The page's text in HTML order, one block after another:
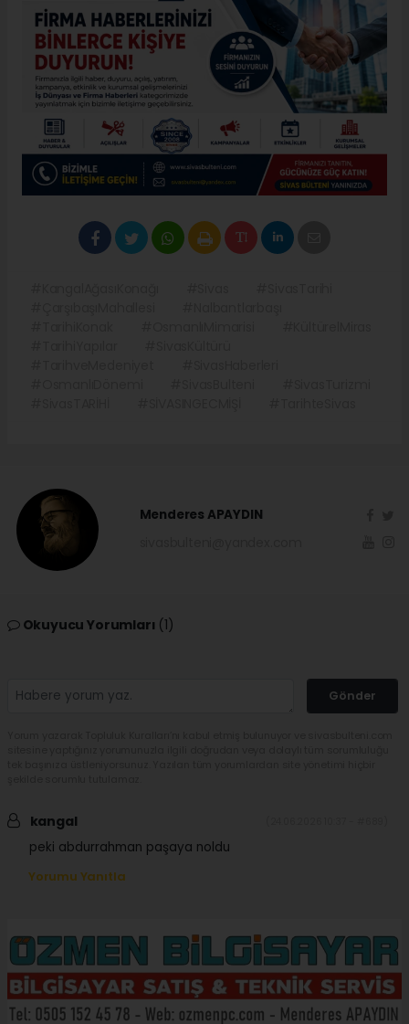
Menderes APAYDIN
Okuyucu Yorumları (1)
Gönder
kangal
peki abdurrahman paşaya noldu
Yorumu Yanıtla